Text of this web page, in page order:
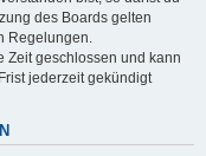
des Boards gelten
Regelungen.
Zeit geschlossen und kann
jederzeit gekündigt